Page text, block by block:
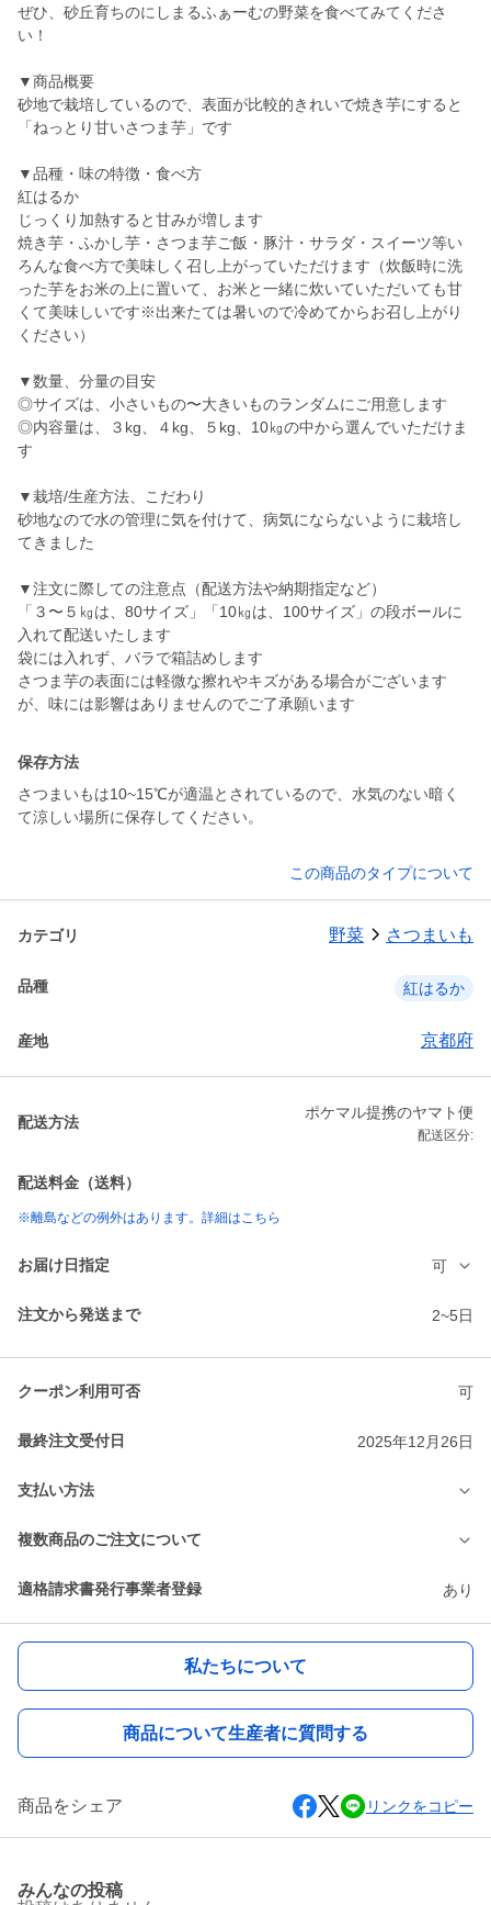
ぜひ、砂丘育ちのにしまるふぁーむの野菜を食べてみてくださ
い！
▼商品概要
砂地で栽培しているので、表面が比較的きれいで焼き芋にすると
「ねっとり甘いさつま芋」です
▼品種・味の特徴・食べ方
紅はるか
じっくり加熱すると甘みが増します
焼き芋・ふかし芋・さつま芋ご飯・豚汁・サラダ・スイーツ等い
ろんな食べ方で美味しく召し上がっていただけます（炊飯時に洗
った芋をお米の上に置いて、お米と一緒に炊いていただいても甘
くて美味しいです※出来たては暑いので冷めてからお召し上がり
ください）
▼数量、分量の目安
◎サイズは、小さいもの〜大きいものランダムにご用意します
◎内容量は、３kg、４kg、５kg、10㎏の中から選んでいただけま
す
▼栽培/生産方法、こだわり
砂地なので水の管理に気を付けて、病気にならないように栽培し
てきました
▼注文に際しての注意点（配送方法や納期指定など）
「３〜５㎏は、80サイズ」「10㎏は、100サイズ」の段ボールに
入れて配送いたします
袋には入れず、バラで箱詰めします
さつま芋の表面には軽微な擦れやキズがある場合がございます
保存方法
さつまいもは10~15℃が適温とされているので、水気のない暗く
て涼しい場所に保存してください。
この商品のタイプについて
カテゴリ 野菜 さつまいも
品種 紅はるか
産地 京都府
配送方法
ポケマル提携のヤマト便
配送区分:
配送料金（送料）
※離島などの例外はあります。詳細はこちら
お届け日指定 可
注文から発送まで 2~5日
クーポン利用可否 可
最終注文受付日 2025年12月26日
支払い方法
複数商品のご注文について
適格請求書発行事業者登録 あり
私たちについて
商品について生産者に質問する
商品をシェア リンクをコピー
みんなの投稿